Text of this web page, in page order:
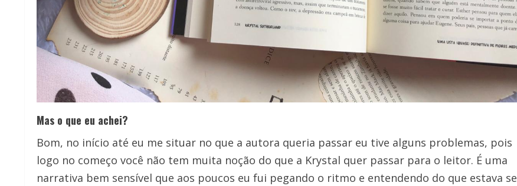
Mas o que eu achei?
Bom, no início até eu me situar no que a autora queria passar eu tive alguns problemas, pois
logo no começo você não tem muita noção do que a Krystal quer passar para o leitor. É uma
narrativa bem sensível que aos poucos eu fui pegando o ritmo e entendendo do que estava se